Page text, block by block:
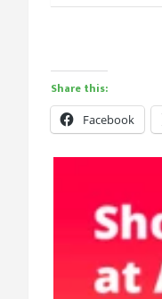
Share this:
Facebook